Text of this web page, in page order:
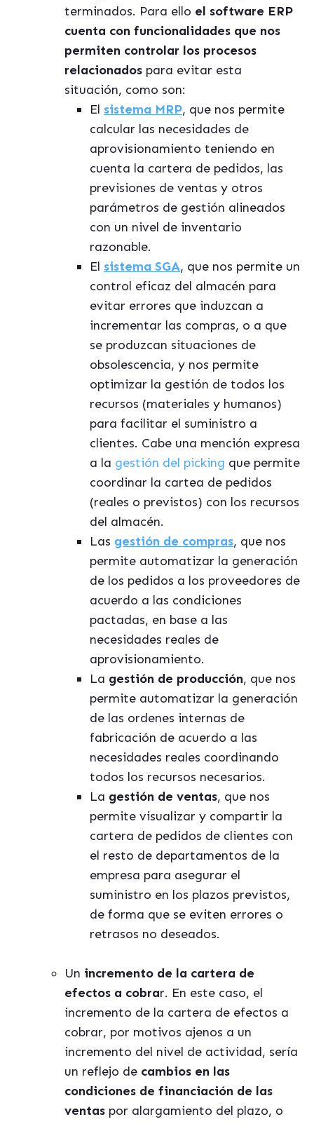
terminados. Para ello el software ERP
cuenta con funcionalidades que nos
permiten controlar los procesos
relacionados para evitar esta
situación, como son:
El sistema MRP, que nos permite
calcular las necesidades de
aprovisionamiento teniendo en
cuenta la cartera de pedidos, las
previsiones de ventas y otros
parámetros de gestión alineados
con un nivel de inventario
razonable.
El sistema SGA, que nos permite un
control eficaz del almacén para
evitar errores que induzcan a
incrementar las compras, o a que
se produzcan situaciones de
obsolescencia, y nos permite
optimizar la gestión de todos los
recursos (materiales y humanos)
para facilitar el suministro a
clientes. Cabe una mención expresa
a la gestión del picking que permite
coordinar la cartea de pedidos
(reales o previstos) con los recursos
del almacén.
Las gestión de compras, que nos
permite automatizar la generación
de los pedidos a los proveedores de
acuerdo a las condiciones
pactadas, en base a las
necesidades reales de
aprovisionamiento.
La gestión de producción, que nos
permite automatizar la generación
de las ordenes internas de
fabricación de acuerdo a las
necesidades reales coordinando
todos los recursos necesarios.
La gestión de ventas, que nos
permite visualizar y compartir la
cartera de pedidos de clientes con
el resto de departamentos de la
empresa para asegurar el
suministro en los plazos previstos,
de forma que se eviten errores o
retrasos no deseados.
Un incremento de la cartera de
efectos a cobrar. En este caso, el
incremento de la cartera de efectos a
cobrar, por motivos ajenos a un
incremento del nivel de actividad, sería
un reflejo de cambios en las
condiciones de financiación de las
ventas por alargamiento del plazo, o